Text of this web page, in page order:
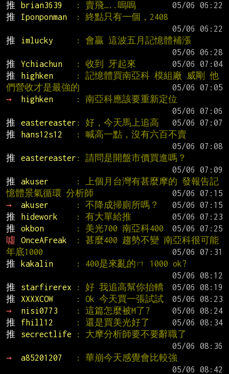
推
brian3639 : 賣飛…..嗚嗚
推
Iponponman
: 終點只有一個，2408
推
imlucky
: 會贏 這波五月記憶體補漲
推
Ychiachun : 收到 牙起來
推
highken
: 記憶體買南亞科 模組廠 威剛 他
們營收才是最強的
→
highken
: 南亞科應該要重新定位
推
eastereaster : 好，今天馬上追高
推
hans12s12
: 喊高一點，沒有六百不賣
推
eastereaster : 請問是開盤市價買進嗎？
推
akuser
: 上個月台灣有甚麼摩的 發報告記
憶體景氣循環 分析師
→
akuser : 不降成掃廁所嗎？
推
hidework : 有大單給推
推
okbon : 美光700 南亞科400
噓
OnceAFreak
: 甚麼400 趨勢不變 南亞科很可能
年底1000
推
kakalin
: 400是來亂的ㄇ 1000 ok?
推
starfirerex : 好 我追高幫你抬轎
推
XXXXCOW : Ok 今天買一張試試
→
nisi0773 : 這篇怎麼被M了?
推
fhill12 : 還是買美光好了
推
secrectlife
: 大摩分析師要不要辭職了
→
a85201207
: 華崩今天感覺會比較強